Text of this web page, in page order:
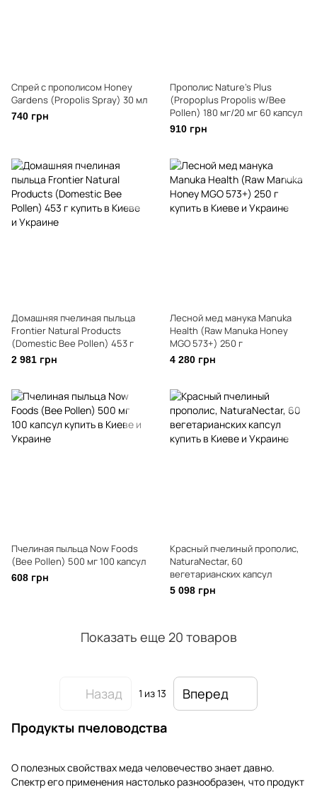
Спрей с прополисом Honey
Gardens (Propolis Spray) 30 мл
740 грн
Прополис Nature's Plus
(Propoplus Propolis w/Bee
Pollen) 180 мг/20 мг 60 капсул
910 грн
Домашняя пчелиная пыльца
Frontier Natural Products
(Domestic Bee Pollen) 453 г
2 981 грн
Лесной мед манука Manuka
Health (Raw Manuka Honey
MGO 573+) 250 г
4 280 грн
Пчелиная пыльца Now Foods
(Bee Pollen) 500 мг 100 капсул
608 грн
Красный пчелиный прополис,
NaturaNectar, 60
вегетарианских капсул
5 098 грн
Показать еще 20 товаров
Назад 1 из 13 Вперед
Продукты пчеловодства
О полезных свойствах меда человечество знает давно.
Спектр его применения настолько разнообразен, что продукт